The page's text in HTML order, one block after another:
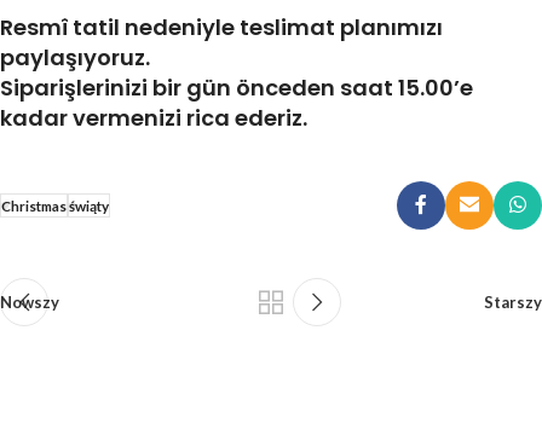
Resmî tatil nedeniyle teslimat planımızı
paylaşıyoruz.
Siparişlerinizi bir gün önceden saat 15.00’e
kadarvermenizi rica ederiz.
Christmasświąty
Nowszy Starszy